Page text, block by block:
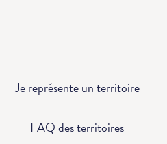
Je représente un territoire
FAQ des territoires